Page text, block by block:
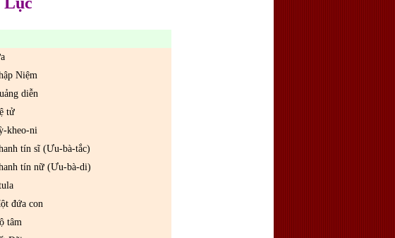
Niệm
diễn
tử
kheo-ni
tín sĩ (Ưu-bà-tắc)
tín nữ (Ưu-bà-di)
đứa con
tâm